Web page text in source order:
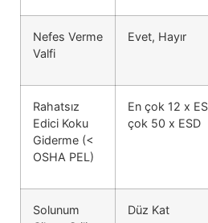
Nefes Verme
Valfi
Evet, Hayır
Rahatsız
Edici Koku
Giderme (<
OSHA PEL)
En çok 12 x
çok 50 x ESD
Solunum
Düz Kat